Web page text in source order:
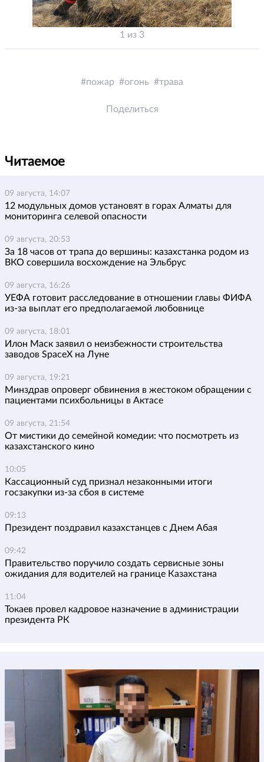
1 из 3
пожар огонь трава
Поделиться
Читаемое
09 августа, 14:07
12 модульных домов установят в горах Алматы для
мониторинга селевой опасности
09 августа, 20:53
За 18 часов от трапа до вершины: казахстанка родом из
ВКО совершила восхождение на Эльбрус
09 августа, 16:26
УЕФА готовит расследование в отношении главы ФИФА
из-за выплат его предполагаемой любовнице
09 августа, 18:01
Илон Маск заявил о неизбежности строительства
заводов SpaceX на Луне
09 августа, 19:21
Минздрав опроверг обвинения в жестоком обращении с
пациентами психбольницы в Актасе
09 августа, 21:54
От мистики до семейной комедии: что посмотреть из
казахстанского кино
10:05
Кассационный суд признал незаконными итоги
госзакупки из-за сбоя в системе
09:13
Президент поздравил казахстанцев с Днем Абая
09:42
Правительство поручило создать сервисные зоны
ожидания для водителей на границе Казахстана
11:04
Токаев провел кадровое назначение в администрации
президента РК